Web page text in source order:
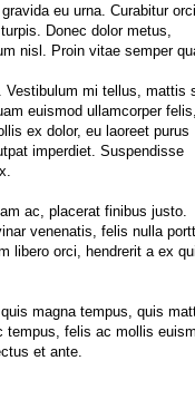
eu urna. Curabitur orci
Donec dolor metus,
nisl. Proin vitae semper
Vestibulum mi tellus, mattis
euismod ullamcorper
ex dolor, eu laoreet purus
imperdiet. Suspendisse
ac, placerat finibus justo.
venenatis, felis nulla
libero orci, hendrerit a ex
magna tempus, quis
tempus, felis ac mollis
et ante.